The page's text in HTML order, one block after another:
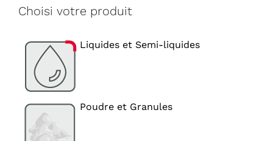
Choisi votre produit
Liquides et Semi-liquides
Poudre et Granules